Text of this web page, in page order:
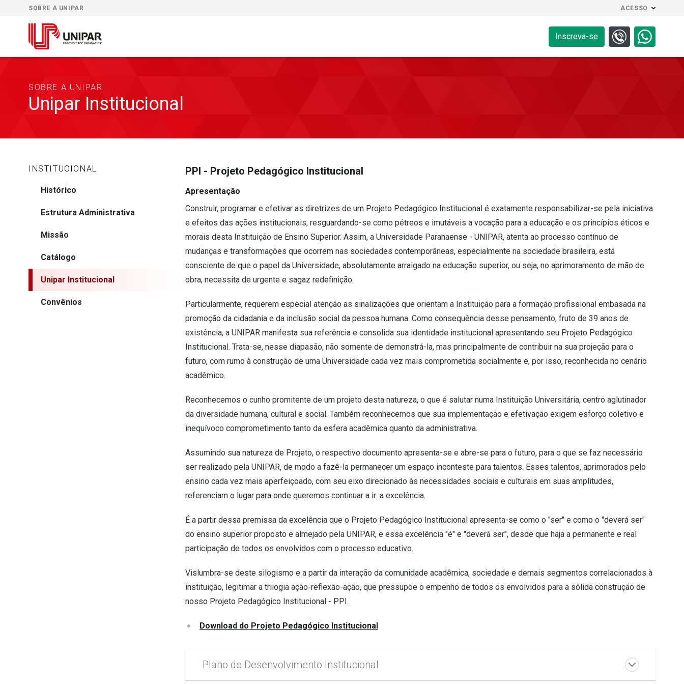
SOBRE A UNIPAR ACESSO
Inscreva-se
SOBRE A UNIPAR
Unipar Institucional
INSTITUCIONAL
Histórico
Estrutura Administrativa
Missão
Catálogo
Unipar Institucional
Convênios
PPI - Projeto Pedagógico Institucional
Apresentação
Construir, programar e efetivar as diretrizes de um Projeto Pedagógico Institucional é exatamente responsabilizar-se pela iniciativa
e efeitos das ações institucionais, resguardando-se como pétreos e imutáveis a vocação para a educação e os princípios éticos e
morais desta Instituição de Ensino Superior. Assim, a Universidade Paranaense - UNIPAR, atenta ao processo contínuo de
mudanças e transformações que ocorrem nas sociedades contemporâneas, especialmente na sociedade brasileira, está
consciente de que o papel da Universidade, absolutamente arraigado na educação superior, ou seja, no aprimoramento de mão de
obra, necessita de urgente e sagaz redefinição.
Particularmente, requerem especial atenção as sinalizações que orientam a Instituição para a formação profissional embasada na
promoção da cidadania e da inclusão social da pessoa humana. Como consequência desse pensamento, fruto de 39 anos de
existência, a UNIPAR manifesta sua referência e consolida sua identidade institucional apresentando seu Projeto Pedagógico
Institucional. Trata-se, nesse diapasão, não somente de demonstrá-la, mas principalmente de contribuir na sua projeção para o
futuro, com rumo à construção de uma Universidade cada vez mais comprometida socialmente e, por isso, reconhecida no cenário
acadêmico.
Reconhecemos o cunho promitente de um projeto desta natureza, o que é salutar numa Instituição Universitária, centro aglutinador
da diversidade humana, cultural e social. Também reconhecemos que sua implementação e efetivação exigem esforço coletivo e
inequívoco comprometimento tanto da esfera acadêmica quanto da administrativa.
Assumindo sua natureza de Projeto, o respectivo documento apresenta-se e abre-se para o futuro, para o que se faz necessário
ser realizado pela UNIPAR, de modo a fazê-la permanecer um espaço inconteste para talentos. Esses talentos, aprimorados pelo
ensino cada vez mais aperfeiçoado, com seu eixo direcionado às necessidades sociais e culturais em suas amplitudes,
referenciam o lugar para onde queremos continuar a ir: a excelência.
É a partir dessa premissa da excelência que o Projeto Pedagógico Institucional apresenta-se como o "ser" e como o "deverá ser"
do ensino superior proposto e almejado pela UNIPAR, e essa excelência "é" e "deverá ser", desde que haja a permanente e real
participação de todos os envolvidos com o processo educativo.
Vislumbra-se deste silogismo e a partir da interação da comunidade acadêmica, sociedade e demais segmentos correlacionados à
instituição, legitimar a trilogia ação-reflexão-ação, que pressupõe o empenho de todos os envolvidos para a sólida construção de
nosso Projeto Pedagógico Institucional - PPI.
Download do Projeto Pedagógico Institucional
Plano de Desenvolvimento Institucional